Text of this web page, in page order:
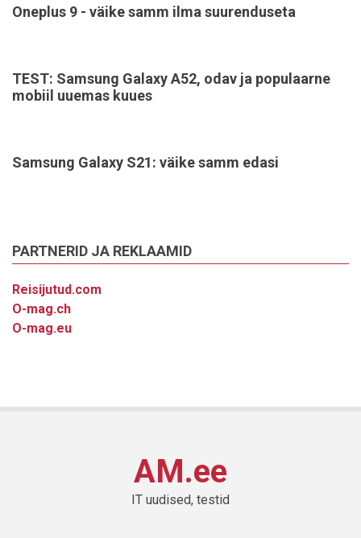
Oneplus 9 - väike samm ilma suurenduseta
TEST: Samsung Galaxy A52, odav ja populaarne
mobiil uuemas kuues
Samsung Galaxy S21: väike samm edasi
PARTNERID JA REKLAAMID
Reisijutud.com
O-mag.ch
O-mag.eu
AM.ee
IT uudised, testid